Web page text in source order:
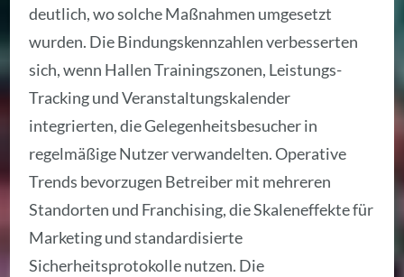
deutlich, wo solche Maßnahmen umgesetzt
wurden. Die Bindungskennzahlen verbesserten
sich, wenn Hallen Trainingszonen, Leistungs-
Tracking und Veranstaltungskalender
integrierten, die Gelegenheitsbesucher in
regelmäßige Nutzer verwandelten. Operative
Trends bevorzugen Betreiber mit mehreren
Standorten und Franchising, die Skaleneffekte für
Marketing und standardisierte
Sicherheitsprotokolle nutzen. Die